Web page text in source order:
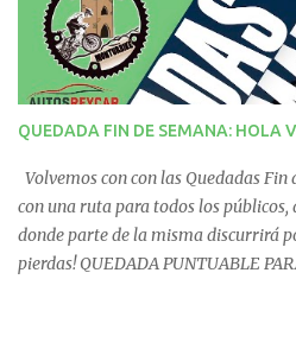
QUEDADA FIN DE SEMANA: HOLA
Volvemos con con las Quedadas Fin
con una ruta para todos los
donde parte de la misma discurrirá
pierdas! QUEDADA PUNTUABLE